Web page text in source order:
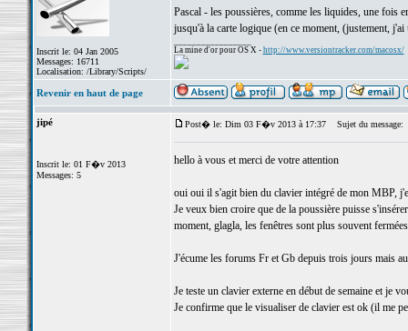
Inscrit le: 04 Jan 2005
Messages: 16711
Localisation: /Library/Scripts/
Pascal - les poussières, comme les liquides, une fois
jusqu'à la carte logique (en ce moment, (justement, j'ai
La mine d'or pour OS X - http://www.versiontracker.com/macosx/
Revenir en haut de page
jipé
Inscrit le: 01 F�v 2013
Messages: 5
Post� le: Dim 03 F�v 2013 à 17:37 Sujet du message:
hello à vous et merci de votre attention
oui oui il s'agit bien du clavier intégré de mon MBP,
Je veux bien croire que de la poussière puisse
moment, glagla, les fenêtres sont plus souvent
J'écume les forums Fr et Gb depuis trois jours mais
Je teste un clavier externe en début de semaine et je
Je confirme que le visualiser de clavier est ok (il me